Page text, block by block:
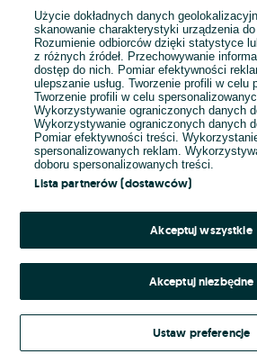
E-mail
Hasło
Kontynuując za pośrednictwem jednego z
Regulamin serwisu OLX.pl w jego
Użycie dokładnych danych
skanowanie charakterystyki urządzenia
Rozumienie odbiorców dzięki statystyce
z różnych źródeł. Przechowywanie
dostęp do nich. Pomiar efektywności
ulepszanie usług. Tworzenie profili w celu
Tworzenie profili w celu
Wykorzystywanie ograniczonych danych
Wykorzystywanie ograniczonych danych
Pomiar efektywności treści.
spersonalizowanych reklam.
doboru spersonalizowanych treści.
Lista partnerów (dostawców)
Akceptuj wszystkie
Akceptuj niezbędne
Ustaw preferencje